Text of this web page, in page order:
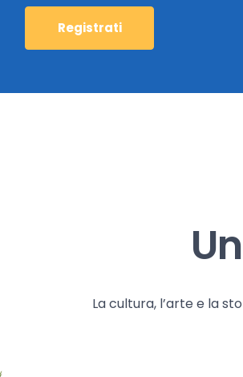
Registrati
La cultura, l’arte e la